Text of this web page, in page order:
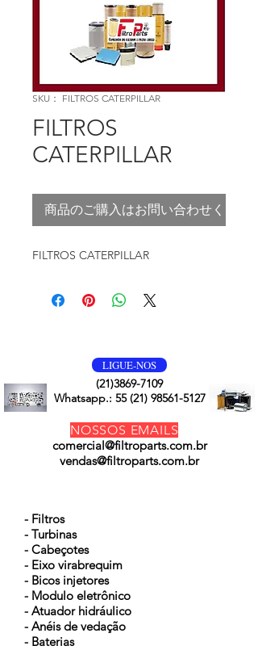
SKU： FILTROS CATERPILLAR
FILTROS
CATERPILLAR
商品のご購入はお問い合わせください
FILTROS CATERPILLAR
LIGUE-NOS
(21)3869-7109
Whatsapp.: 55 (21) 98561-5127
NOSSOS EMAILS
comercial@filtroparts.com.br
vendas@filtroparts.com.br
- Filtros
- Turbinas
- Cabeçotes
- Eixo virabrequim
- Bicos injetores
- Modulo eletrônico
- Atuador hidráulico
- Anéis de vedação
- Baterias